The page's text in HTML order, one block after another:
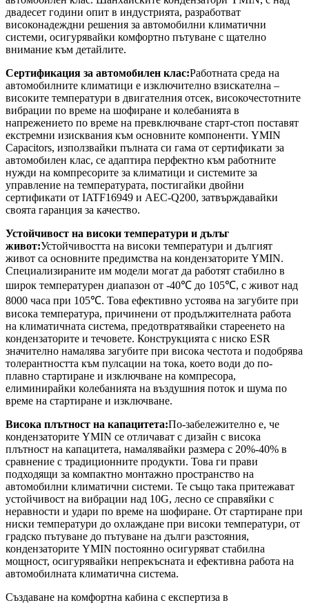
двадесет години опит в индустрията, разработват
високонадеждни решения за автомобилни климатични
системи, осигурявайки комфортно пътуване с щателно
внимание към детайлите.
Сертификация за автомобилен клас:Работната среда на
автомобилните климатици е изключително взискателна –
високите температури в двигателния отсек, високочестотните
вибрации по време на шофиране и колебанията в
напрежението по време на превключване старт-стоп поставят
екстремни изисквания към основните компоненти. YMIN
Capacitors, използвайки пълната си гама от сертификати за
автомобилен клас, се адаптира перфектно към работните
нужди на компресорите за климатици и системите за
управление на температурата, постигайки двойни
сертификати от IATF16949 и AEC-Q200, затвърждавайки
своята гаранция за качество.
Устойчивост на високи температури и дълъг
живот:Устойчивостта на високи температури и дългият
живот са основните предимства на кондензаторите YMIN.
Специализираните им модели могат да работят стабилно в
широк температурен диапазон от -40℃ до 105℃, с живот над
8000 часа при 105℃. Това ефективно устоява на загубите при
висока температура, причинени от продължителната работа
на климатичната система, предотвратявайки стареенето на
кондензаторите и течовете. Конструкцията с ниско ESR
значително намалява загубите при висока честота и подобрява
толерантността към пулсации на тока, което води до по-
плавно стартиране и изключване на компресора,
елиминирайки колебанията на въздушния поток и шума по
време на стартиране и изключване.
Висока плътност на капацитета:По-забележително е, че
кондензаторите YMIN се отличават с дизайн с висока
плътност на капацитета, намалявайки размера с 20%-40% в
сравнение с традиционните продукти. Това ги прави
подходящи за компактно монтажно пространство на
автомобилни климатични системи. Те също така притежават
устойчивост на вибрации над 10G, лесно се справяйки с
неравности и удари по време на шофиране. От стартиране при
ниски температури до охлаждане при високи температури, от
градско пътуване до пътуване на дълги разстояния,
кондензаторите YMIN постоянно осигуряват стабилна
мощност, осигурявайки непрекъсната и ефективна работа на
автомобилната климатична система.
Създаване на комфортна кабина с експертиза в